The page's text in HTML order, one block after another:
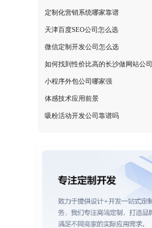
定制化营销系统哪家靠谱
天津百度SEO公司怎么选
微信定制开发公司怎么选
如何找到性价比高的长沙做网站公司
小程序外包公司哪家强
体感技术应用前景
吸粉活动开发公司靠谱吗